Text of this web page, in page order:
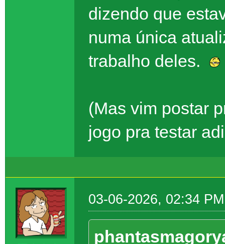
dizendo que
numa única
trabalho deles.
(Mas vim postar
jogo pra testar
03-06-2026, 02:34 PM